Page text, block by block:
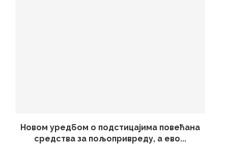
Новом уредбом о подстицајима повећана
средства за пољопривреду, а ево...